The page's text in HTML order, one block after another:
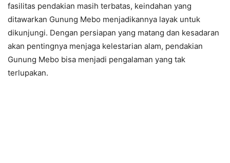
fasilitas pendakian masih terbatas, keindahan yang
ditawarkan Gunung Mebo menjadikannya layak untuk
dikunjungi. Dengan persiapan yang matang dan kesadaran
akan pentingnya menjaga kelestarian alam, pendakian
Gunung Mebo bisa menjadi pengalaman yang tak
terlupakan.